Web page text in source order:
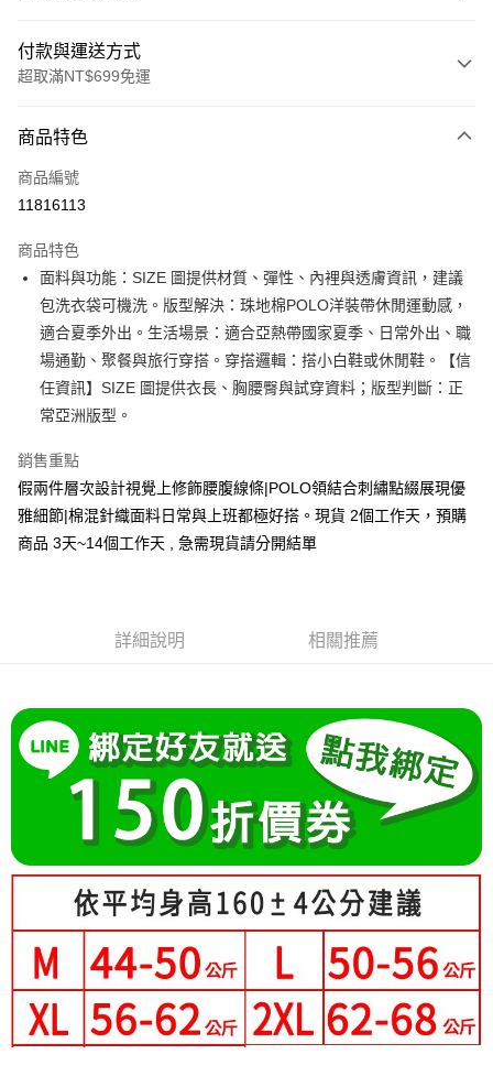
付款與運送方式
超取滿NT$699免運
信用卡一次付款
超商取貨付款
Apple Pay
街口支付
悠遊付
Google Pay
大哥付你分期
相關說明
流程，驗證手機門號後，選擇欲分期的期數、繳款截止日，確認付款後即完
消。如遇「轉專審核」未通過狀況，表示未達大哥付你分期系統評分，恕無
法說明評估內容。
【繳款方式說明】
1.分期款項不併入電信帳單，「大哥付你分期」於每月結算日後寄送繳費提
醒簡訊。
2.透過簡訊連結打開帳單後，可選擇「超商條碼／台灣大直營門市／銀行轉
帳／街口支付／iPASS MONEY」等通路繳費。
【注意事項】
1.本服務係由「台灣大哥大股份有限公司」（以下簡稱本公司）所提供，讓
用戶於交易時，得透過本服務購買商品或服務，並由商店將買賣／分期付款
2.基於同意付款使用「大哥付你分期」之契約關係目的，商店將以您的個人
資料（包含姓名、電話或地址）提供予台灣大哥大進項蒐集、處理及利用，
由本公司與您本人進行分期帳單所需資料之確認、核對及更正。
3.完整用戶服務條款，請詳閱以下連結：https://oppay.tw/userRule
【關於「AFTEE先享後付」】
３．安心：先確認商品／服務後，再付款。
【「AFTEE先享後付」結帳流程】
１．於結帳方式選擇「AFTEE先享後付」後，將跳轉至「AFTEE先享後付」
結帳頁面，進行簡訊認證並確認金額後，即可完成結帳。
２．訂單成立數日內，您將收到繳費通知簡訊。
ATM／網路銀行／等多元方式進行付款，方視為交易完成。
※ 請注意：結帳手續完成當下不需立刻繳費，但若您需要取消訂單，請聯絡
購買商品的店家。未經商家同意取消之訂單仍視為有效，需透過AFTEE先享
後付繳納相關費用。
※ 交易是否成功請以「AFTEE先享後付 」之結帳頁面顯示為準，若有關於
是否繳費成功／繳費後需取消欲退款等相關疑問，請聯繫「AFTEE先享後付
客戶支援中心」https://netprotections.freshdesk.com/support/home
【注意事項】
「Hami Point」為中華電信所提供之點數服務，可於會員專區綁定中華電信
會員帳號後，即可在購物車使用 Hami Point 折抵消費金額 (1點等於1元)。
ATM付款
運送方式
每筆NT$80，滿NT$699(含以上)免運費
付款後全家取貨
每筆NT$80，滿NT$699(含以上)免運費
萊爾富取貨付款
每筆NT$80，滿NT$699(含以上)免運費
付款後萊爾富取貨
每筆NT$80，滿NT$699(含以上)免運費
商品特色
商品編號
11816113
商品特色
面料與功能：SIZE 圖提供材質、彈性、內裡與透膚資訊，建議
包洗衣袋可機洗。版型解決：珠地棉POLO洋裝帶休閒運動感，
適合夏季外出。生活場景：適合亞熱帶國家夏季、日常外出、職
場通勤、聚餐與旅行穿搭。穿搭邏輯：搭小白鞋或休閒鞋。【信
任資訊】SIZE 圖提供衣長、胸腰臀與試穿資料；版型判斷：正
常亞洲版型。
銷售重點
假兩件層次設計視覺上修飾腰腹線條|POLO領結合刺繡點綴展現優
雅細節|棉混針織面料日常與上班都極好搭。現貨 2個工作天，預購
商品 3天~14個工作天 , 急需現貨請分開結單
詳細說明 相關推薦